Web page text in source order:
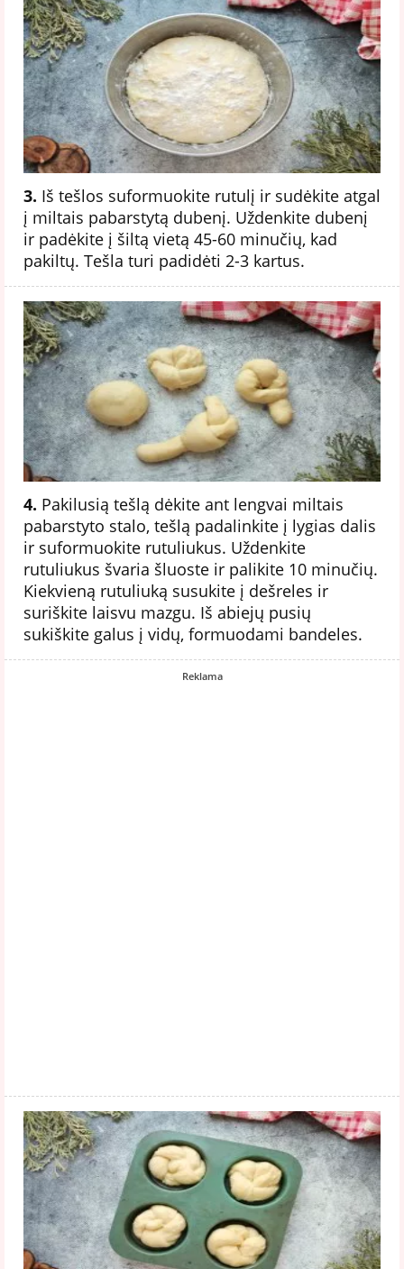
3. Iš tešlos suformuokite rutulį ir sudėkite atgal
į miltais pabarstytą dubenį. Uždenkite dubenį
ir padėkite į šiltą vietą 45-60 minučių, kad
pakiltų. Tešla turi padidėti 2-3 kartus.
4. Pakilusią tešlą dėkite ant lengvai miltais
pabarstyto stalo, tešlą padalinkite į lygias dalis
ir suformuokite rutuliukus. Uždenkite
rutuliukus švaria šluoste ir palikite 10 minučių.
Kiekvieną rutuliuką susukite į dešreles ir
suriškite laisvu mazgu. Iš abiejų pusių
sukiškite galus į vidų, formuodami bandeles.
Reklama